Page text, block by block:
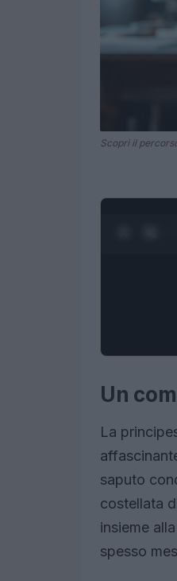
Scopri il
Un
La
saputo
costellata
insieme
spesso